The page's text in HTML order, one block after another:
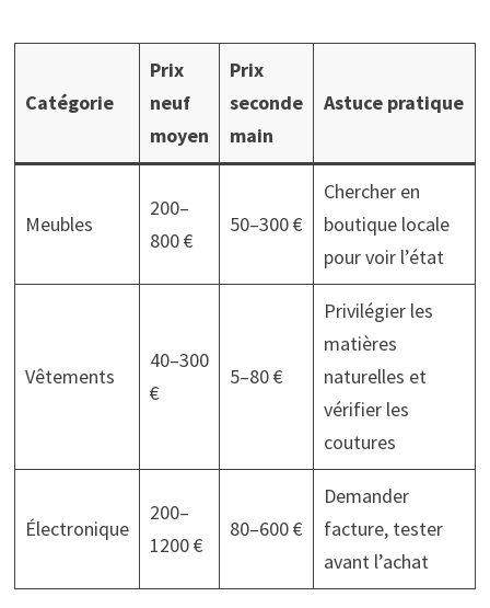
Catégorie
Prix
neuf
moyen
Prix
seconde
main
Astuce pratique
Meubles
200–
800 €
50–300 €
Chercher en
boutique locale
pour voir l’état
Vêtements
40–300
€
5–80 €
Privilégier les
matières
naturelles et
vérifier les
coutures
Électronique
200–
1200 €
80–600 €
Demander
facture, tester
avant l’achat